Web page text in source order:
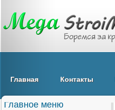
Главная Контакты
Главное меню